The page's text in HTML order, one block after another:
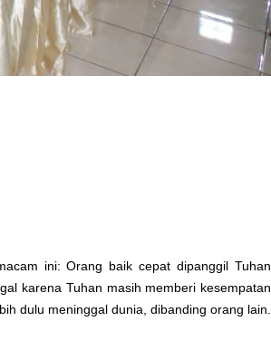
ini: Orang baik cepat dipanggil Tuhan
karena Tuhan masih memberi kesempatan
dulu meninggal dunia, dibanding orang lain.